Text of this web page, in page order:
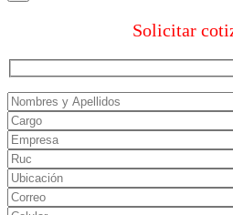
Solicitar